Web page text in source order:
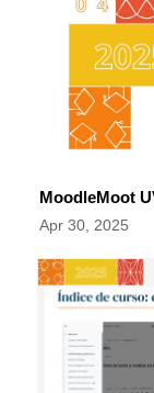
MoodleMoot
Apr 30, 2025